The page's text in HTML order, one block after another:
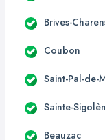
Brives-
Coubon
Saint-Pal-de-
Sainte-
Beauzac